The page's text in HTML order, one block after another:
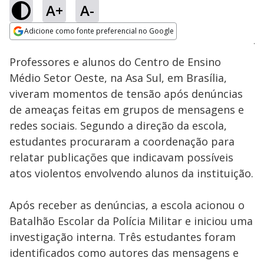
A+ A-
Adicione como fonte preferencial no Google
Ativar
Loaded
64.77%
Professores e alunos do Centro de Ensino
Médio Setor Oeste, na Asa Sul, em Brasília,
viveram momentos de tensão após denúncias
de ameaças feitas em grupos de mensagens e
redes sociais. Segundo a direção da escola,
estudantes procuraram a coordenação para
relatar publicações que indicavam possíveis
atos violentos envolvendo alunos da instituição.
Após receber as denúncias, a escola acionou o
Batalhão Escolar da Polícia Militar e iniciou uma
investigação interna. Três estudantes foram
identificados como autores das mensagens e